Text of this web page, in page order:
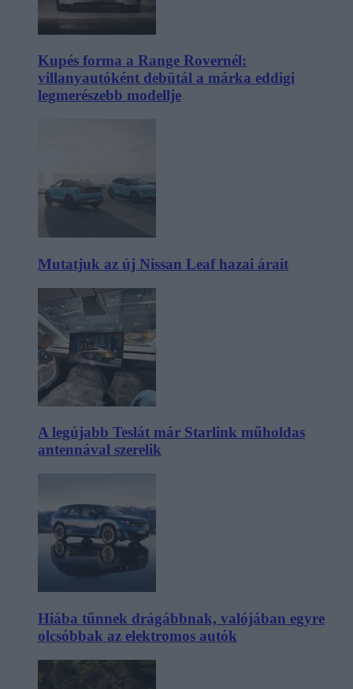
Kupés forma a Range Rovernél:
villanyautóként debütál a márka eddigi
legmerészebb modellje
Mutatjuk az új Nissan Leaf hazai árait
A legújabb Teslát már Starlink műholdas
antennával szerelik
Hiába tűnnek drágábbnak, valójában egyre
olcsóbbak az elektromos autók